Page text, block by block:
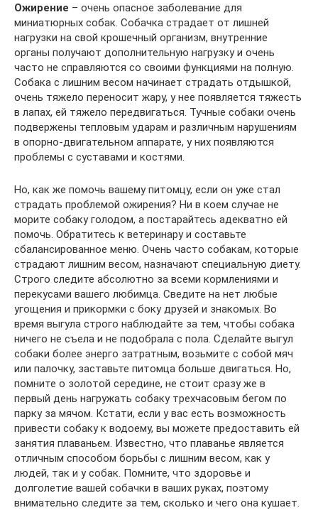
Ожирение – очень опасное заболевание для
миниатюрных собак. Собачка страдает от лишней
нагрузки на свой крошечный организм, внутренние
органы получают дополнительную нагрузку и очень
часто не справляются со своими функциями на полную.
Собака с лишним весом начинает страдать отдышкой,
очень тяжело переносит жару, у нее появляется тяжесть
в лапах, ей тяжело передвигаться. Тучные собаки очень
подвержены тепловым ударам и различным нарушениям
в опорно-двигательном аппарате, у них появляются
проблемы с суставами и костями.
Но, как же помочь вашему питомцу, если он уже стал
страдать проблемой ожирения? Ни в коем случае не
морите собаку голодом, а постарайтесь адекватно ей
помочь. Обратитесь к ветеринару и составьте
сбалансированное меню. Очень часто собакам, которые
страдают лишним весом, назначают специальную диету.
Строго следите абсолютно за всеми кормлениями и
перекусами вашего любимца. Сведите на нет любые
угощения и прикормки с боку друзей и знакомых. Во
время выгула строго наблюдайте за тем, чтобы собака
ничего не съела и не подобрала с пола. Сделайте выгул
собаки более энерго затратным, возьмите с собой мяч
или палочку, заставьте питомца больше двигаться. Но,
помните о золотой середине, не стоит сразу же в
первый день нагружать собаку трехчасовым бегом по
парку за мячом. Кстати, если у вас есть возможность
привести собаку к водоему, вы можете предоставить ей
занятия плаваньем. Известно, что плаванье является
отличным способом борьбы с лишним весом, как у
людей, так и у собак. Помните, что здоровье и
долголетие вашей собачки в ваших руках, поэтому
внимательно следите за тем, сколько и чего она кушает.